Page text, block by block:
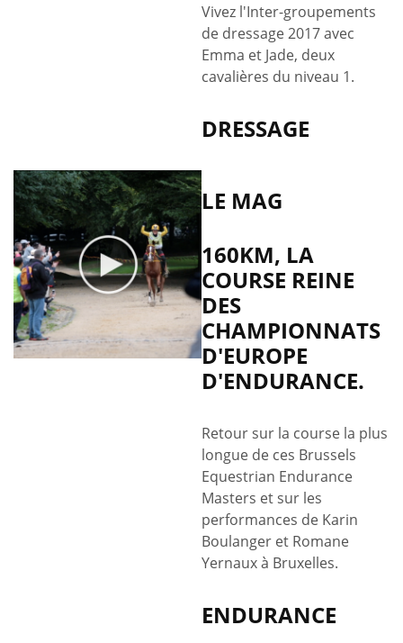
Vivez l'Inter-groupements
de dressage 2017 avec
Emma et Jade, deux
cavalières du niveau 1.
DRESSAGE
LE MAG
160KM, LA
COURSE REINE
DES
CHAMPIONNATS
D'EUROPE
D'ENDURANCE.
Retour sur la course la plus
longue de ces Brussels
Equestrian Endurance
Masters​ et sur les
performances de Karin
Boulanger​ et Romane
Yernaux​ à Bruxelles.
ENDURANCE